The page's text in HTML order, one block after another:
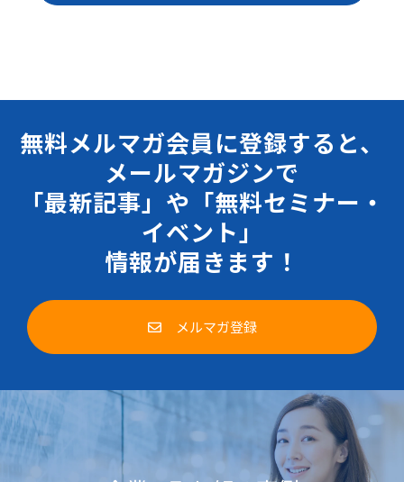
無料メルマガ会員に登録すると、
メールマガジンで
「最新記事」や「無料セミナー・
イベント」
情報が届きます！
メルマガ登録